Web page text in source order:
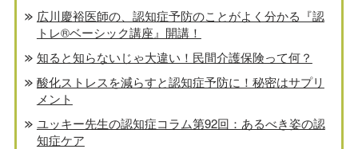
広川慶裕医師の、認知症予防のことがよく分かる『認
トレ®️ベーシック講座』開講！
知ると知らないじゃ大違い！民間介護保険って何？
酸化ストレスを減らすと認知症予防に！秘密はサプリ
メント
ユッキー先生の認知症コラム第92回：あるべき姿の認
知症ケア